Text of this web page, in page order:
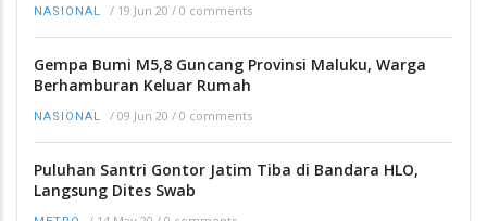
NASIONAL / 19 Jun 20 / 0 comments
Gempa Bumi M5,8 Guncang Provinsi Maluku, Warga
Berhamburan Keluar Rumah
NASIONAL / 09 Jun 20 / 0 comments
Puluhan Santri Gontor Jatim Tiba di Bandara HLO,
Langsung Dites Swab